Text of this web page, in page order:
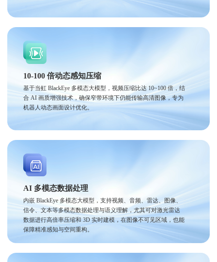
10-100 倍动态感知压缩
基于当虹 BlackEye 多模态大模型，视频压缩比达 10~100 倍，结
合 AI 画质增强技术，确保窄带环境下仍能传输高清图像，专为
机器人动态画面设计优化。
AI 多模态数据处理
内嵌 BlackEye 多模态大模型，支持视频、音频、雷达、图像、
信令、文本等多模态数据处理与语义理解，尤其可对激光雷达
数据进行高倍率压缩和 3D 实时建模，在图像不可见区域，也能
保障精准感知与空间重构。